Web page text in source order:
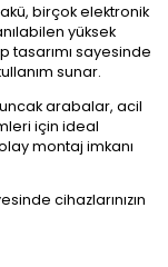
akü, birçok elektronik
yüksek
tasarımı sayesinde
sunar.
arabalar, acil
için ideal
montaj imkanı
cihazlarınızın